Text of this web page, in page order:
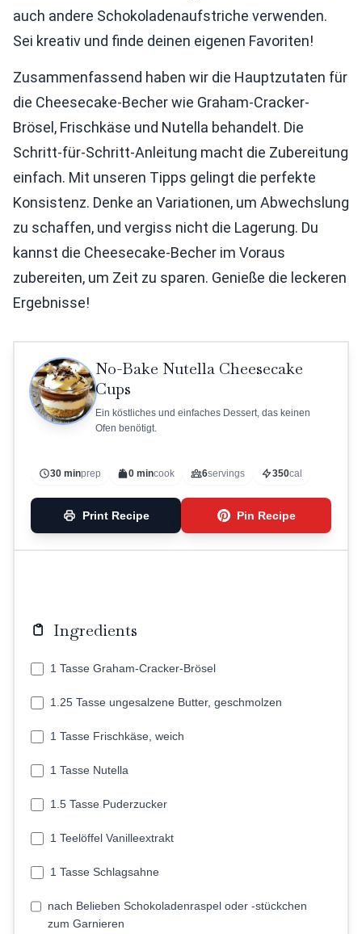
auch andere Schokoladenaufstriche verwenden.
Sei kreativ und finde deinen eigenen Favoriten!
Zusammenfassend haben wir die Hauptzutaten für
die Cheesecake-Becher wie Graham-Cracker-
Brösel, Frischkäse und Nutella behandelt. Die
Schritt-für-Schritt-Anleitung macht die Zubereitung
einfach. Mit unseren Tipps gelingt die perfekte
Konsistenz. Denke an Variationen, um Abwechslung
zu schaffen, und vergiss nicht die Lagerung. Du
kannst die Cheesecake-Becher im Voraus
zubereiten, um Zeit zu sparen. Genieße die leckeren
Ergebnisse!
No-Bake Nutella Cheesecake
Cups
Ein köstliches und einfaches Dessert, das keinen
Ofen benötigt.
30 minprep 0 mincook 6servings 350cal
Print Recipe Pin Recipe
Ingredients
1 Tasse Graham-Cracker-Brösel
1.25 Tasse ungesalzene Butter, geschmolzen
1 Tasse Frischkäse, weich
1 Tasse Nutella
1.5 Tasse Puderzucker
1 Teelöffel Vanilleextrakt
1 Tasse Schlagsahne
nach Belieben Schokoladenraspel oder -stückchen
zum Garnieren